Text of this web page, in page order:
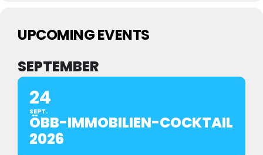
UPCOMING EVENTS
SEPTEMBER
24
SEPT.
ÖBB-IMMOBILIEN-COCKTAIL
2026